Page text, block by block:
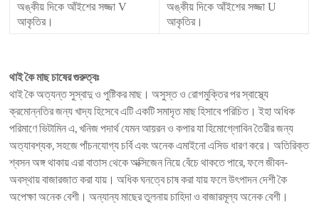
অঙ্কীয় দিকে আঁইশের সজ্জা V
আকৃতির।
অঙ্কীয় দিকে আঁইশের সজ্জা U
আকৃতির।
থাই কৈ মাছ চাষের গুরুত্বঃ
থাই কৈ অত্যন্ত সুস্বাদু ও পুষ্টিকর মাছ। অসুস্ত ও রোগমুক্তির পর স্বাস্থ্যে
ক্রমোন্নতির জন্য খাদ্য হিসেবে এটি একটি সমাদৃত মাছ হিসাবে পরিচিত। ইহা অধিক
পরিমাণে ভিটামিন এ, খনিজ পদার্থ যেমন আয়রন ও কপার যা হিমোগ্লোবিন তৈরীর জন্য
অত্যাবশ্যক, সহজে পাঁচনযোগ্য চর্বি এবং অনেক এমাইনো এসিড ধারণ করে। অতিরিক্ত
শ্বসন অঙ্গ থাকায় এরা বাতাস থেকে অক্সিজেন নিয়ে বেঁচে থাকতে পারে, ফলে জীবন-
অবস্থায় বাজারজাত করা যায়। অধিক ঘনত্বে চাষ করা যায় ফলে উৎপাদন দেশী কৈ
অপেক্ষা অনেক বেশী। অন্যান্য মাছের তুলনায় চাহিদা ও বাজারমূল্য অনেক বেশী।